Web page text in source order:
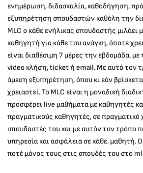
ενημέρωση, διδασκαλία, καθοδήγηση,
εξυπηρέτηση σπουδαστών καθόλη την
MLC ο κάθε ενήλικας σπουδαστής μιλάει
καθηγητή για κάθε του ανάγκη, όποτε
είναι διαθέσιμη 7 μέρες την εβδομάδα,
video κλήση, ticket ή email. Με αυτό τον
άμεση εξυπηρέτηση, όπου κι εάν
χρειαστεί. Το MLC είναι η μοναδική
προσφέρει live μαθήματα με καθηγητές
πραγματικούς καθηγητές, σε πραγματικό
σπουδαστές του και με αυτόν τον τρόπο
υπηρεσία και ασφάλεια σε κάθε. μαθητή.
ποτέ μόνος τους στις σπουδές του στο